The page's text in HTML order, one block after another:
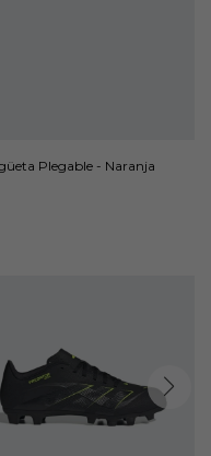
Plegable - Naranja